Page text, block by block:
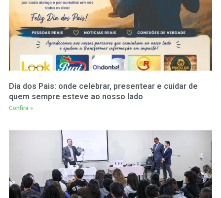
Dia dos Pais: onde celebrar, presentear e cuidar de
quem sempre esteve ao nosso lado
Confira »